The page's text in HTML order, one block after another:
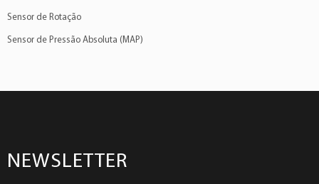
Sensor de Rotação
Sensor de Pressão Absoluta (MAP)
NEWSLETTER